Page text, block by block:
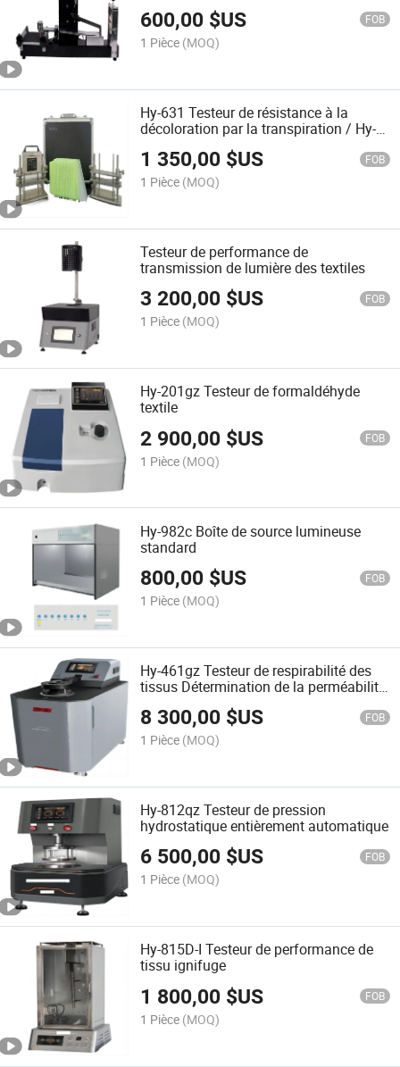
600,00 $US FOB
1 Pièce (MOQ)
Hy-631 Testeur de résistance à la
décoloration par la transpiration / Hy-
902g Four de résistance à la
décoloration par la transpiration
1 350,00 $US FOB
1 Pièce (MOQ)
Testeur de performance de
transmission de lumière des textiles
3 200,00 $US FOB
1 Pièce (MOQ)
Hy-201gz Testeur de formaldéhyde
textile
2 900,00 $US FOB
1 Pièce (MOQ)
Hy-982c Boîte de source lumineuse
standard
800,00 $US FOB
1 Pièce (MOQ)
Hy-461gz Testeur de respirabilité des
tissus Détermination de la perméabilité
à l'air d'autres matériaux respirants
8 300,00 $US FOB
1 Pièce (MOQ)
Hy-812qz Testeur de pression
hydrostatique entièrement automatique
6 500,00 $US FOB
1 Pièce (MOQ)
Hy-815D-I Testeur de performance de
tissu ignifuge
1 800,00 $US FOB
1 Pièce (MOQ)